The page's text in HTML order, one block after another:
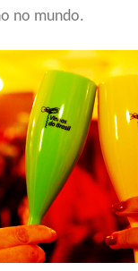
no mundo.